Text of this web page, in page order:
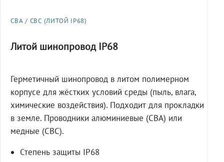
СВА / СВС (ЛИТОЙ IP68)
Литой шинопровод IP68
Герметичный шинопровод в литом полимерном
корпусе для жёстких условий среды (пыль, влага,
химические воздействия). Подходит для прокладки
в земле. Проводники алюминиевые (СВА) или
медные (СВС).
Степень защиты IP68